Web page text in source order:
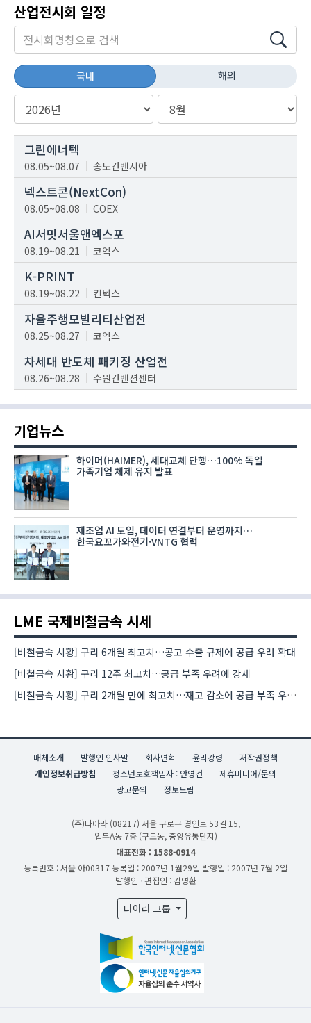
산업전시회 일정
국내 해외
그린에너텍
08.05~08.07 송도컨벤시아
넥스트콘(NextCon)
08.05~08.08 COEX
AI서밋서울앤엑스포
08.19~08.21 코엑스
K-PRINT
08.19~08.22 킨텍스
자율주행모빌리티산업전
08.25~08.27 코엑스
차세대 반도체 패키징 산업전
08.26~08.28 수원컨벤션센터
기업뉴스
하이머(HAIMER), 세대교체 단행…100% 독일
가족기업 체제 유지 발표
제조업 AI 도입, 데이터 연결부터 운영까지…
한국요꼬가와전기·VNTG 협력
LME 국제비철금속 시세
[비철금속 시황] 구리 6개월 최고치…콩고 수출 규제에 공급 우려 확대
[비철금속 시황] 구리 12주 최고치…공급 부족 우려에 강세
[비철금속 시황] 구리 2개월 만에 최고치…재고 감소에 공급 부족 우려 확대
매체소개 발행인 인사말 회사연혁 윤리강령
저작권정책
개인정보취급방침
청소년보호책임자 : 안영건
제휴미디어/문의
광고문의
정보드림
(주)다아라 (08217) 서울 구로구 경인로 53길 15,
업무A동 7층 (구로동, 중앙유통단지)
대표전화 : 1588-0914
등록번호 : 서울 아00317 등록일 : 2007년 1월29일 발행일 : 2007년 7월 2일
발행인 · 편집인 : 김영환
다아라 그룹